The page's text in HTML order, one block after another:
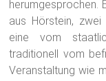
traditionell vom
Veranstaltung wie
die Treue hält.
Vesperteller und
Weinprobe